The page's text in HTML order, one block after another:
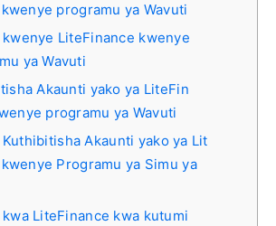
programu ya Wavuti
kwenye LiteFinance kwenye
ya Wavuti
Akaunti yako ya LiteFin
programu ya Wavuti
Akaunti yako ya Lit
Programu ya Simu ya
LiteFinance kwa kutumi